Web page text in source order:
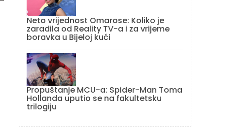
Neto vrijednost Omarose: Koliko je
zaradila od Reality TV-a i za vrijeme
boravka u Bijeloj kući
Propuštanje MCU-a: Spider-Man Toma
Hollanda uputio se na fakultetsku
trilogiju